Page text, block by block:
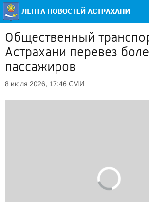
Общественный
Астрахани перевез
пассажиров
8 июля 2026, 17:46 СМИ